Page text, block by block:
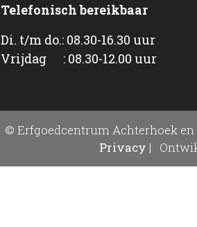
Telefonisch bereikbaar
Di. t/m do.: 08.30-16.30 uur
Vrijdag : 08.30-12.00 uur
© Erfgoedcentrum Achterhoek en
Privacy |